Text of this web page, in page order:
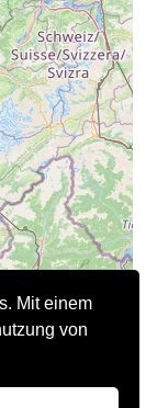
Mit einem
von